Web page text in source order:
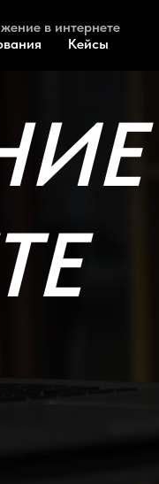
в интернете
Кейсы